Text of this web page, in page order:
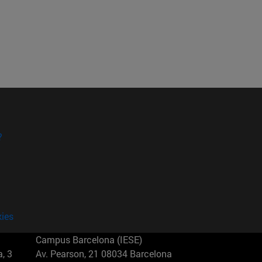
3
Campus Barcelona (IESE)
Av. Pearson, 21 08034 Barcelona